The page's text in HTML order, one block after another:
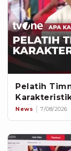
Pelatih
News 7/08/2026